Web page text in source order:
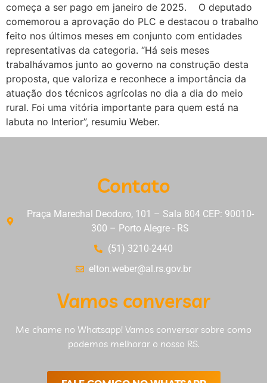
começa a ser pago em janeiro de 2025. O deputado
comemorou a aprovação do PLC e destacou o trabalho
feito nos últimos meses em conjunto com entidades
representativas da categoria. “Há seis meses
trabalhávamos junto ao governo na construção desta
proposta, que valoriza e reconhece a importância da
atuação dos técnicos agrícolas no dia a dia do meio
rural. Foi uma vitória importante para quem está na
labuta no Interior”, resumiu Weber.
Contato
Praça Marechal Deodoro, 101 – Sala 804 CEP: 90010-
300 – Porto Alegre - RS
(51) 3210-2440
elton.weber@al.rs.gov.br
Vamos conversar
Me chame no Whatsapp! Vamos conversar sobre como
podemos melhorar o nosso RS.